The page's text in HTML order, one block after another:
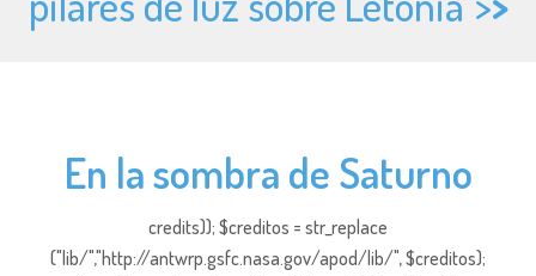
En la sombra de Saturno
credits)); $creditos = str_replace
("lib/","http://antwrp.gsfc.nasa.gov/apod/lib/", $creditos);